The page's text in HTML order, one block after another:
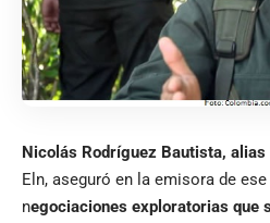
Nicolás Rodríguez Bautista, alias
Eln, aseguró en la emisora de
negociaciones exploratorias que